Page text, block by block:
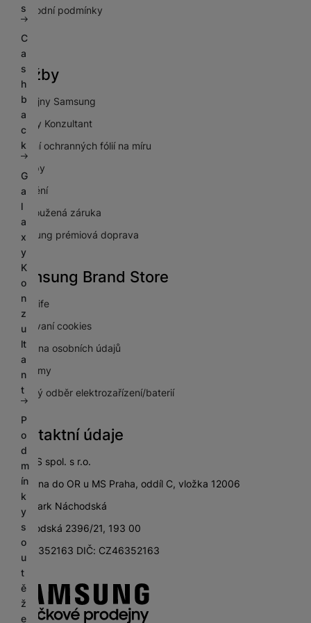
s
C
a
s
h
b
a
c
k
G
a
l
a
x
y
K
o
n
z
u
lt
a
n
t
P
o
d
m
ín
k
y
s
o
u
t
ě
ž
e
Obchodní podmínky
GDPR
Služby
Prodejny Samsung
Galaxy Konzultant
Lepení ochranných fólií na míru
Výkupy
Pojištění
Prodloužená záruka
Samsung prémiová doprava
Samsung Brand Store
NextLife
Používaní cookies
Ochrana osobních údajů
Pro firmy
Zpětný odběr elektrozařízení/baterií
Kontaktní údaje
SETOS spol. s r.o.
zapsána do OR u MS Praha, oddíl C, vložka 12006
City Park Náchodská
Náchodská 2396/21, 193 00
IČ: 46352163 DIČ: CZ46352163